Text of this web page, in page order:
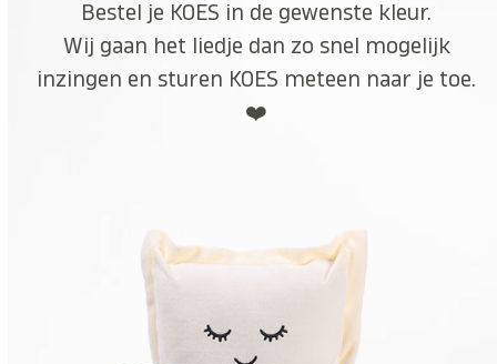
Bestel je KOES in de gewenste kleur.
Wij gaan het liedje dan zo snel mogelijk
inzingen en sturen KOES meteen naar je toe.
❤️